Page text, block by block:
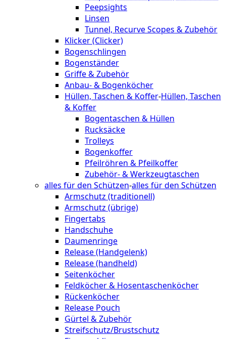
Peepsights
Linsen
Tunnel, Recurve Scopes & Zubehör
Klicker (Clicker)
Bogenschlingen
Bogenständer
Griffe & Zubehör
Anbau- & Bogenköcher
Hüllen, Taschen & Koffer-Hüllen, Taschen
& Koffer
Bogentaschen & Hüllen
Rucksäcke
Trolleys
Bogenkoffer
Pfeilröhren & Pfeilkoffer
Zubehör- & Werkzeugtaschen
alles für den Schützen-alles für den Schützen
Armschutz (traditionell)
Armschutz (übrige)
Fingertabs
Handschuhe
Daumenringe
Release (Handgelenk)
Release (handheld)
Seitenköcher
Feldköcher & Hosentaschenköcher
Rückenköcher
Release Pouch
Gürtel & Zubehör
Streifschutz/Brustschutz